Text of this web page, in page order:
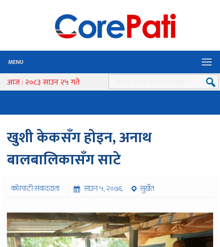
MENU
आज : २०८३ साउन २५ गते
खुशी केकसँग होइन, अनाथ
बालबालिकासँग साटे
कोरपाटी संवाददाता साउन ५, २०७६
सुर्खेत